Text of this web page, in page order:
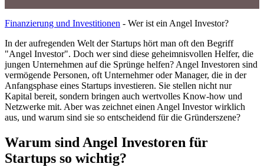
Finanzierung und Investitionen - Wer ist ein Angel Investor?
In der aufregenden Welt der Startups hört man oft den Begriff
"Angel Investor". Doch wer sind diese geheimnisvollen Helfer, die
jungen Unternehmen auf die Sprünge helfen? Angel Investoren sind
vermögende Personen, oft Unternehmer oder Manager, die in der
Anfangsphase eines Startups investieren. Sie stellen nicht nur
Kapital bereit, sondern bringen auch wertvolles Know-how und
Netzwerke mit. Aber was zeichnet einen Angel Investor wirklich
aus, und warum sind sie so entscheidend für die Gründerszene?
Warum sind Angel Investoren für
Startups so wichtig?